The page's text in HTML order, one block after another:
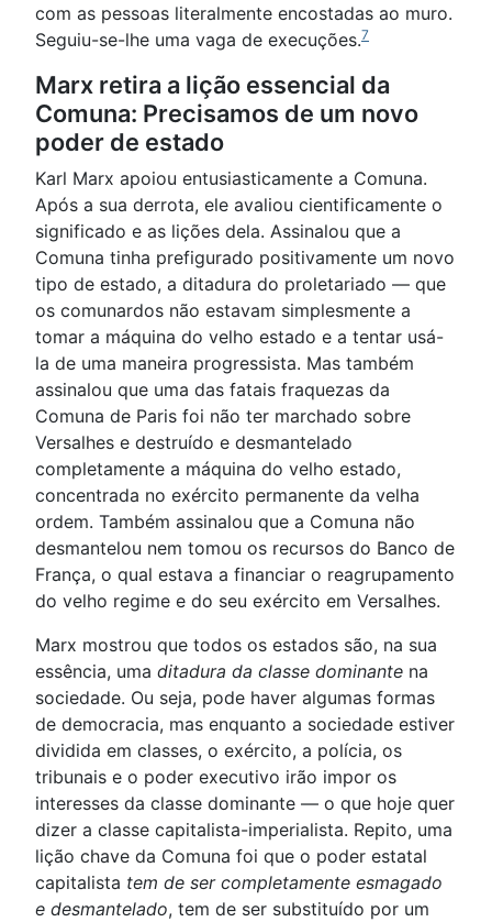
com as pessoas literalmente encostadas ao muro.
Seguiu-se-lhe uma vaga de execuções.7
Marx retira a lição essencial da
Comuna: Precisamos de um novo
poder de estado
Karl Marx apoiou entusiasticamente a Comuna.
Após a sua derrota, ele avaliou cientificamente o
significado e as lições dela. Assinalou que a
Comuna tinha prefigurado positivamente um novo
tipo de estado, a ditadura do proletariado — que
os comunardos não estavam simplesmente a
tomar a máquina do velho estado e a tentar usá-
la de uma maneira progressista. Mas também
assinalou que uma das fatais fraquezas da
Comuna de Paris foi não ter marchado sobre
Versalhes e destruído e desmantelado
completamente a máquina do velho estado,
concentrada no exército permanente da velha
ordem. Também assinalou que a Comuna não
desmantelou nem tomou os recursos do Banco de
França, o qual estava a financiar o reagrupamento
do velho regime e do seu exército em Versalhes.
Marx mostrou que todos os estados são, na sua
essência, uma ditadura da classe dominante na
sociedade. Ou seja, pode haver algumas formas
de democracia, mas enquanto a sociedade estiver
dividida em classes, o exército, a polícia, os
tribunais e o poder executivo irão impor os
interesses da classe dominante — o que hoje quer
dizer a classe capitalista-imperialista. Repito, uma
lição chave da Comuna foi que o poder estatal
capitalista tem de ser completamente esmagado
e desmantelado, tem de ser substituído por um